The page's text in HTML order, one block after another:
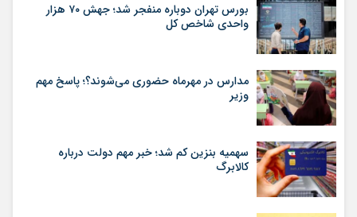
بورس تهران دوباره منفجر شد؛ جهش ۷۰ هزار
واحدی شاخص کل
مدارس در مهرماه حضوری می‌شوند؟؛ پاسخ مهم
وزیر
سهمیه بنزین کم شد؛ خبر مهم دولت درباره
کالابرگ